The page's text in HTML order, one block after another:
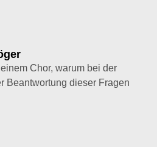
Chor, warum bei der
Beantwortung dieser Fragen